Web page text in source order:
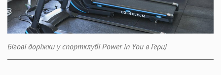
Бігові доріжки у спортклубі Power in You в Герці